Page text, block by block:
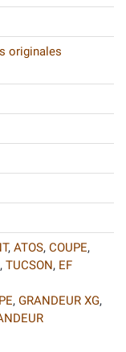
originales
, ATOS, COUPE,
, TUCSON, EF
, GRANDEUR XG,